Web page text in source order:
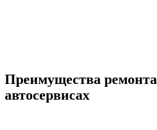
Преимущества ремонта
автосервисах